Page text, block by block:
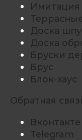
Имитация
Доска
Доска
Бруски
Брус
Блок-хаус
Обратная
Вконтакте
Telegram